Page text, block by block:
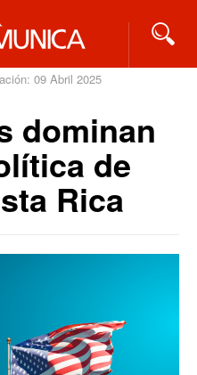
09 Abril 2025
dominan
de
Rica